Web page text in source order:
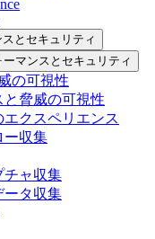
とセキュリティ
マンスとセキュリティ
の可視性
脅威の可視性
クスペリエンス
ー収集
チャ収集
ータ収集